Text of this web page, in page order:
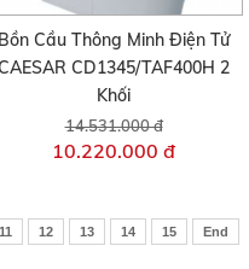
Bồn Cầu Thông Minh Điện Tử
CD1345/TAF400H 2
Khối
14.531.000 đ
10.220.000 đ
11 12 13 14 15 End